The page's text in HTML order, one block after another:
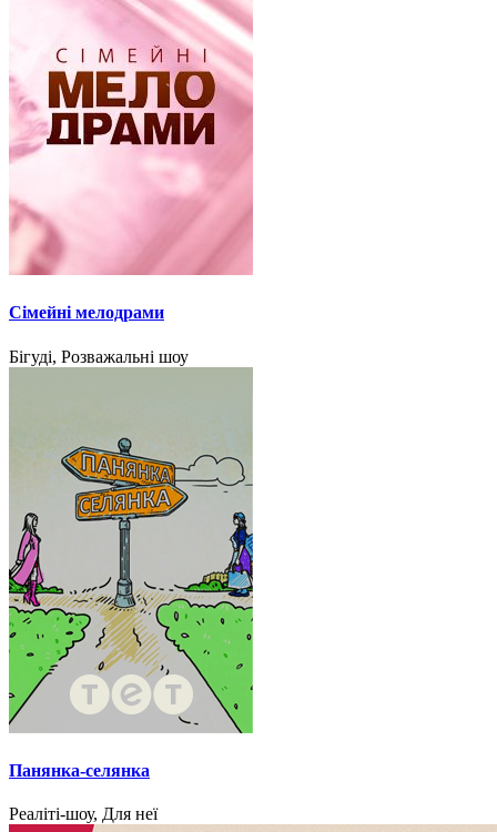
Сімейні мелодрами
Бігуді, Розважальні шоу
Панянка-селянка
Реаліті-шоу, Для неї